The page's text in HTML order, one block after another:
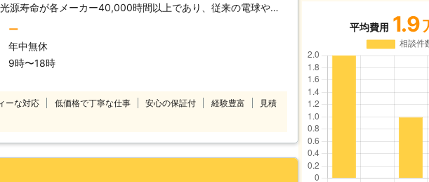
源寿命が各メーカー40,000時間以上であり、従来の電球や蛍
消費電力が少ないことから高い節電効果が特徴です。 しか
どLED照明が普及した今でも、学校や24時間稼働の工場等は導入
ます。 その理由を伺うと、 ・イニシャルコスト
い ・現場に高所作業車などの重機を入れることができない ・
水俣条約」以降、各電球メーカーは相次いで蛍光灯や水銀灯の製
、輸入もできないため、現在は過去に製造した製品在庫が流通す
お困りだと存じます。 そんな時、高所電気工事に特化
会社にご相談下さい。 SME株式会社は、2018年9月和
ー
年中無休
9時〜18時
ーな対応 低価格で丁寧な仕事 安心の保証付 経験豊富
見積
平均費用 1.9